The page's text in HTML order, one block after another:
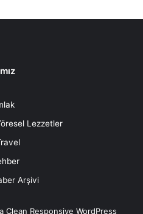
Lezzetler
Arşivi
Clean Responsive WordPress